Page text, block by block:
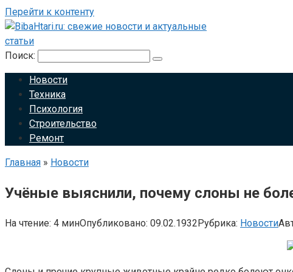
Перейти к контенту
Поиск:
Новости
Техника
Психология
Строительство
Ремонт
Главная » Новости
Учёные выяснили, почему слоны не
На чтение: 4 минОпубликовано: 09.02.1932Рубрика: Новости